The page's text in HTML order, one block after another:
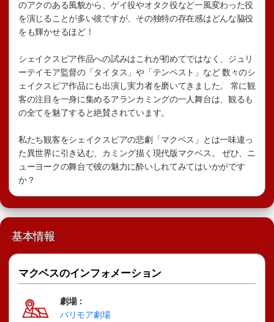
のアクのある風貌から、ゲイ役やオタク役など一風変わった役
を演じることが多い彼ですが、その独特の存在感はどんな脇役
をも輝かせるほど！
シェイクスピア作品への試みはこれが初めてではなく、ジュリ
ーテイモア監督の「タイタス」や「テンペスト」など 数々のシ
ェイクスピア作品にも出演し実力者を磨いてきました。 常に観
客の注目を一身に集めるアランカミングの一人舞台は、観るも
の全てを魅了すると絶賛されています。
私たち観客をシェイクスピアの悲劇「マクベス」とは一味違っ
た異世界に引き込む、カミング描く現代版マクベス。 ぜひ、ニ
ューヨークの舞台で彼の魅力に酔いしれてみてはいかがです
か？
基本情報
マクベスのインフォメーション
劇場：
バリモア劇場